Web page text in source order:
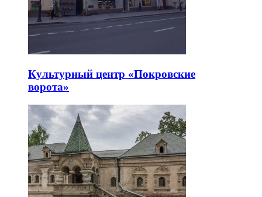
Культурный центр «Покровские
ворота»